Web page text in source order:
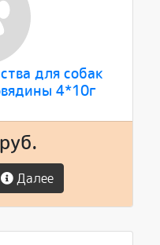
для собак
4*10г
Далее